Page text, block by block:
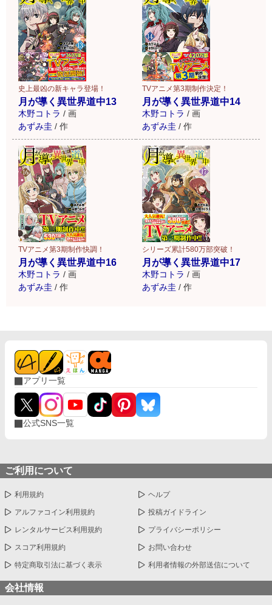
史上最凶の新キャラ登場！
月が導く異世界道中13
木野コトラ / 画
あずみ圭 / 作
TVアニメ第3期制作決定！
月が導く異世界道中14
木野コトラ / 画
あずみ圭 / 作
TVアニメ第3期制作快調！
月が導く異世界道中16
木野コトラ / 画
あずみ圭 / 作
シリーズ累計580万部突破！
月が導く異世界道中17
木野コトラ / 画
あずみ圭 / 作
アプリ一覧
公式SNS一覧
ご利用について
利用規約 ヘルプ
アルファコイン利用規約 投稿ガイドライン
レンタルサービス利用規約 プライバシーポリシー
スコア利用規約 お問い合わせ
特定商取引法に基づく表示 利用者情報の外部送信について
会社情報